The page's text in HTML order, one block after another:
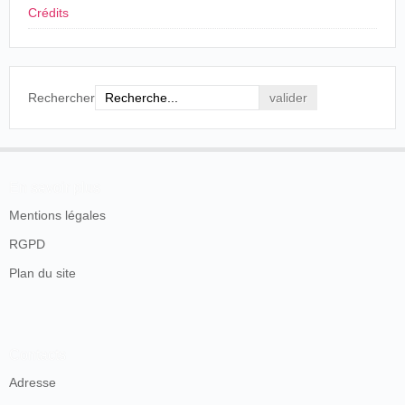
the exception of the year before stated, when I was
not in Mr. Edison's employ. At the start of my work
on moving picture apparatus, I assisted Mr. W. K. L.
especially for the taking of photographs of moving
and this building was known as the "Black Maria".
Crédits
Rechercher
Mentions légales
RGPD
Plan du site
Adresse